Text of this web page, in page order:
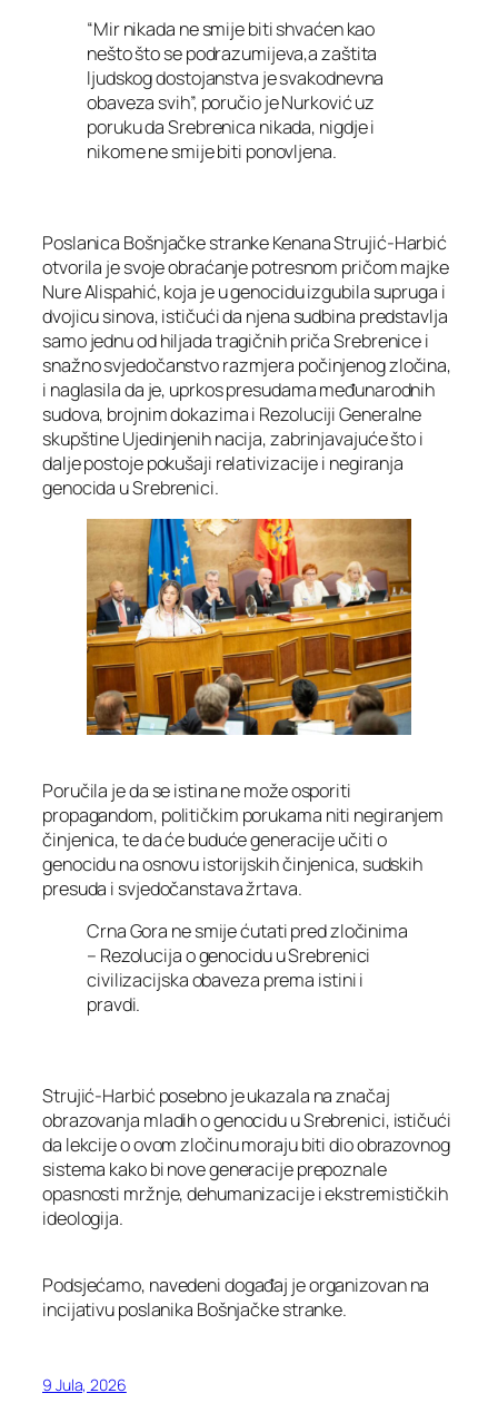
“Mir nikada ne smije biti shvaćen kao
nešto što se podrazumijeva,a zaštita
ljudskog dostojanstva je svakodnevna
obaveza svih”, poručio je Nurković uz
poruku da Srebrenica nikada, nigdje i
nikome ne smije biti ponovljena.
Poslanica Bošnjačke stranke Kenana Strujić-Harbić
otvorila je svoje obraćanje potresnom pričom majke
Nure Alispahić, koja je u genocidu izgubila supruga i
dvojicu sinova, ističući da njena sudbina predstavlja
samo jednu od hiljada tragičnih priča Srebrenice i
snažno svjedočanstvo razmjera počinjenog zločina,
i naglasila da je, uprkos presudama međunarodnih
sudova, brojnim dokazima i Rezoluciji Generalne
skupštine Ujedinjenih nacija, zabrinjavajuće što i
dalje postoje pokušaji relativizacije i negiranja
genocida u Srebrenici.
Poručila je da se istina ne može osporiti
propagandom, političkim porukama niti negiranjem
činjenica, te da će buduće generacije učiti o
genocidu na osnovu istorijskih činjenica, sudskih
presuda i svjedočanstava žrtava.
Crna Gora ne smije ćutati pred zločinima
– Rezolucija o genocidu u Srebrenici
civilizacijska obaveza prema istini i
pravdi.
Strujić-Harbić posebno je ukazala na značaj
obrazovanja mladih o genocidu u Srebrenici, ističući
da lekcije o ovom zločinu moraju biti dio obrazovnog
sistema kako bi nove generacije prepoznale
opasnosti mržnje, dehumanizacije i ekstremističkih
ideologija.
Podsjećamo, navedeni događaj je organizovan na
incijativu poslanika Bošnjačke stranke.
9 Jula, 2026